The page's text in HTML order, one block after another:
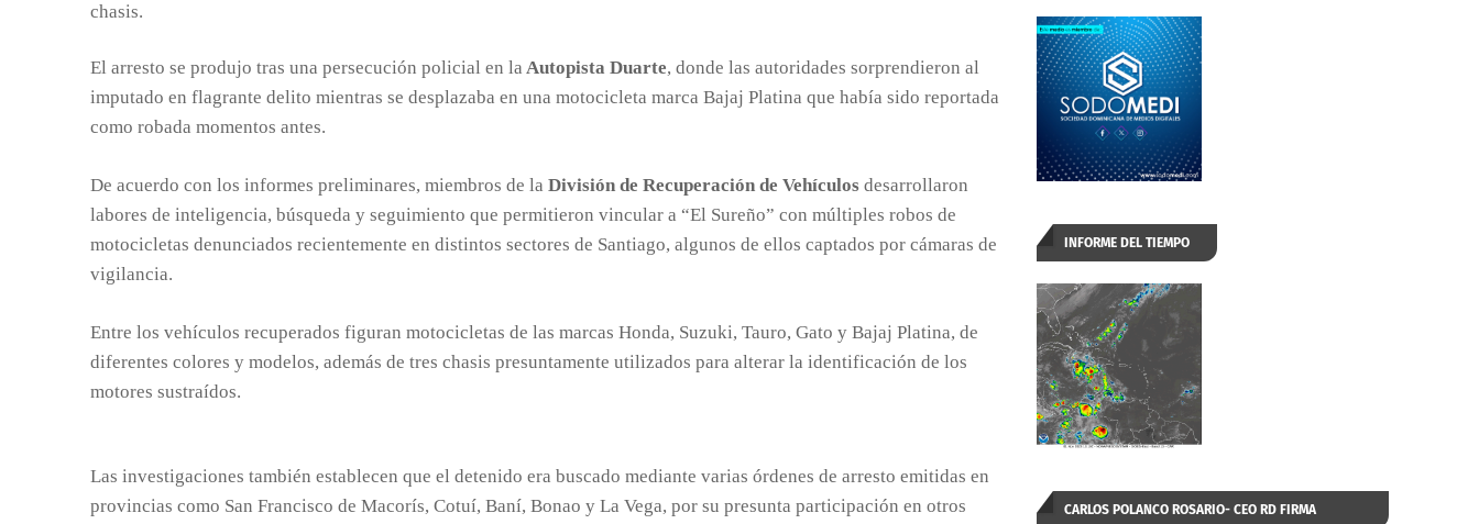
chasis.
El arresto se produjo tras una persecución policial en la Autopista Duarte, donde las autoridades sorprendieron al
imputado en flagrante delito mientras se desplazaba en una motocicleta marca Bajaj Platina que había sido reportada
como robada momentos antes.
De acuerdo con los informes preliminares, miembros de la División de Recuperación de Vehículos desarrollaron
labores de inteligencia, búsqueda y seguimiento que permitieron vincular a “El Sureño” con múltiples robos de
motocicletas denunciados recientemente en distintos sectores de Santiago, algunos de ellos captados por cámaras de
vigilancia.
Entre los vehículos recuperados figuran motocicletas de las marcas Honda, Suzuki, Tauro, Gato y Bajaj Platina, de
diferentes colores y modelos, además de tres chasis presuntamente utilizados para alterar la identificación de los
motores sustraídos.
Las investigaciones también establecen que el detenido era buscado mediante varias órdenes de arresto emitidas en
provincias como San Francisco de Macorís, Cotuí, Baní, Bonao y La Vega, por su presunta participación en otros
INFORME DEL TIEMPO
CARLOS POLANCO ROSARIO- CEO RD FIRMA